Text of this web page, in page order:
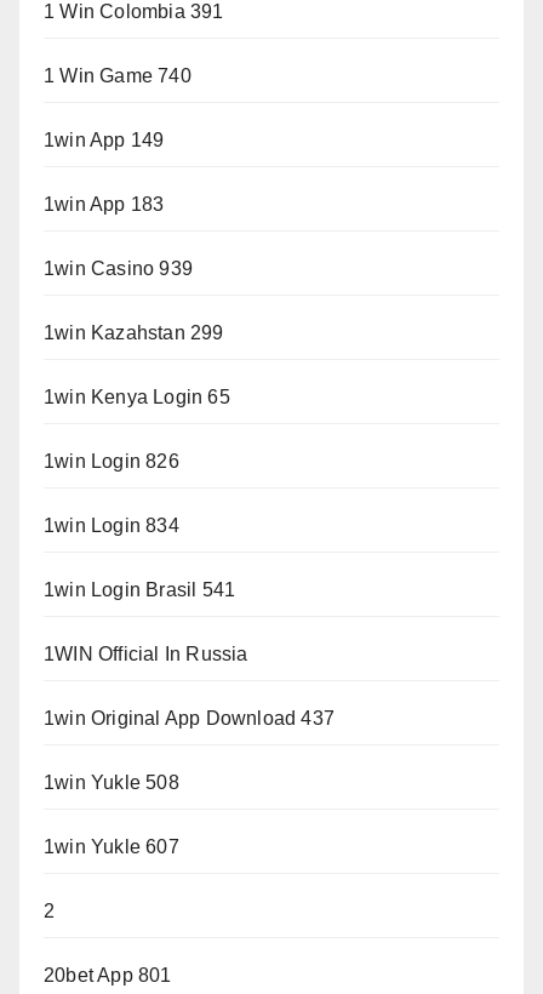
1 Win Colombia 391
1 Win Game 740
1win App 149
1win App 183
1win Casino 939
1win Kazahstan 299
1win Kenya Login 65
1win Login 826
1win Login 834
1win Login Brasil 541
1WIN Official In Russia
1win Original App Download 437
1win Yukle 508
1win Yukle 607
2
20bet App 801